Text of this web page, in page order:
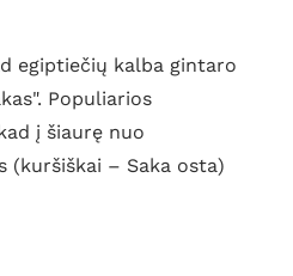
egiptiečių kalba gintaro
Populiarios
į šiaurę nuo
(kuršiškai – Saka osta)